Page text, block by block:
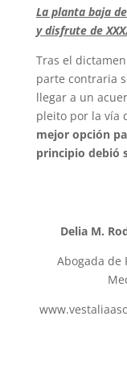
La planta baja
y disfrute de
Tras el
parte contraria
llegar a un
pleito por la vía
mejor opción
principio debió
Delia M.
Abogada de